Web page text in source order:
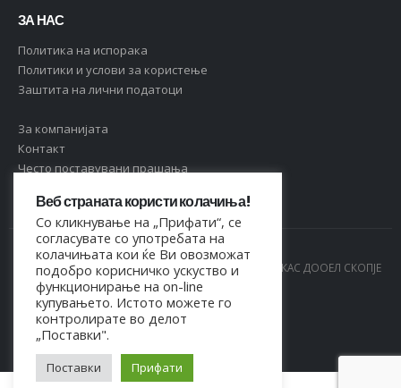
ЗА НАС
Политика на испорака
Политики и услови за користење
Заштита на лични податоци
За компанијата
Контакт
Често поставувани прашања
© Copyright 2021. Сите права се задржани од МАРКАС ДООЕЛ СКОПЈЕ
- 4044021518150
Веб страната користи колачиња!
Со кликнување на „Прифати“, се
согласувате со употребата на
колачињата кои ќе Ви овозможат
подобро корисничко ускуство и
функционирање на on-line
купувањето. Истото можете го
контролирате во делот
„Поставки".
Поставки Прифати